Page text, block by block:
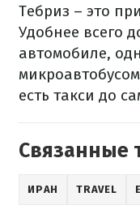
Тебриз – это
Удобнее всего
автомобиле,
есть такси до
Связанные
ИРАН TRAVEL